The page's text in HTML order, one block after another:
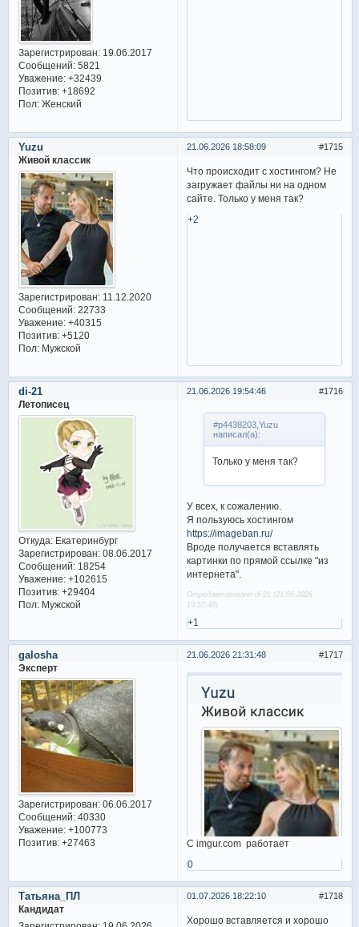
Зарегистрирован: 19.06.2017
Сообщений:5821
Уважение: +32439
Позитив: +18692
Пол:Женский
1715
21.06.2026 18:58:09
Yuzu
Живой классик
Зарегистрирован: 11.12.2020
Сообщений:22733
Уважение: +40315
Позитив: +5120
Пол:Мужской
Что происходит с хостингом? Не
загружает файлы ни на одном
сайте. Только у меня так?
+2
1716
21.06.2026 19:54:46
di-21
Летописец
Откуда:Екатеринбург
Зарегистрирован: 08.06.2017
Сообщений:18254
Уважение: +102615
Позитив: +29404
Пол:Мужской
#p4438203,Yuzu
написал(а):
Только у меня так?
У всех, к сожалению.
Я пользуюсь хостингом
https://imageban.ru/
Вроде получается вставлять
картинки по прямой ссылке "из
интернета".
Отредактировано di-21 (21.06.2026
19:57:48)
+1
1717
21.06.2026 21:31:48
galosha
Эксперт
Зарегистрирован: 06.06.2017
Сообщений:40330
Уважение: +100773
Позитив: +27463
С imgur.com работает
0
1718
01.07.2026 18:22:10
Татьяна_ПЛ
Кандидат
Хорошо вставляется и хорошо